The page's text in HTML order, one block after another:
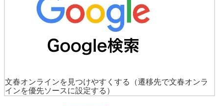
文春オンラインを見つけやすくする
（遷移先で文春オンラ
インを優先ソースに設定する）